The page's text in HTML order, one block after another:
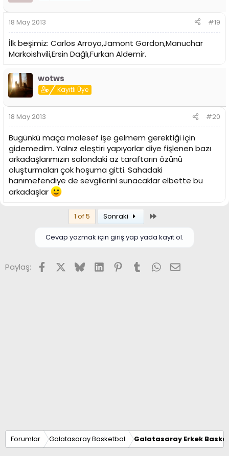
18 May 2013 #19
İlk beşimiz: Carlos Arroyo,Jamont Gordon,Manuchar
Markoishvili,Ersin Dağlı,Furkan Aldemir.
wotws
Kayıtlı Üye
18 May 2013 #20
Bugünkü maça malesef işe gelmem gerektiği için
gidemedim. Yalnız eleştiri yapıyorlar diye fişlenen bazı
arkadaşlarımızın salondaki az taraftarın özünü
oluşturmaları çok hoşuma gitti. Sahadaki
hanımefendiye de sevgilerini sunacaklar elbette bu
arkadaşlar
1 of 5 Sonraki
Cevap yazmak için giriş yap yada kayıt ol.
Paylaş: FacebookX (Twitter)
BlueskyLinkedInPinterest
TumblrWhatsApp
E-posta
Forumlar Galatasaray Basketbol Galatasaray Erkek